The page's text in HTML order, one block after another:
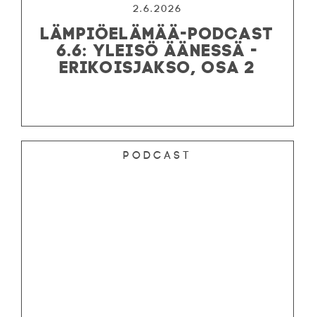
2.6.2026
LÄMPIÖELÄMÄÄ-PODCAST
6.6: YLEISÖ ÄÄNESSÄ -
ERIKOISJAKSO, OSA 2
Podcast